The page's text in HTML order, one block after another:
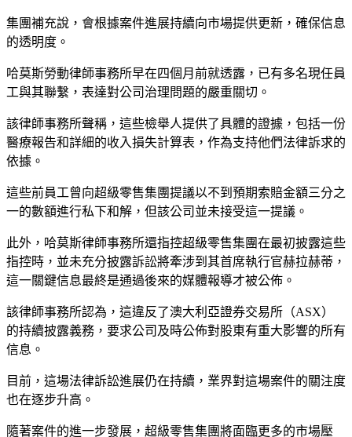
集團補充說，會根據案件進展持續向市場提供更新，確保信息
的透明度。
哈莫斯勞動律師事務所早在四個月前就透露，已有多名現任員
工與其聯繫，表達對公司治理問題的嚴重關切。
該律師事務所聲稱，這些檢舉人提供了具體的證據，包括一份
醫療報告和詳細的收入損失計算表，作為支持他們法律訴求的
依據。
這些前員工曾向超級零售集團提議以不到預期索賠金額三分之
一的數額進行私下和解，但該公司並未接受這一提議。
此外，哈莫斯律師事務所還指控超級零售集團在最初披露這些
指控時，並未充分披露訴訟將牽涉到其首席執行官赫拉赫蒂，
這一關鍵信息最終是通過後來的媒體報導才被公佈。
該律師事務所認為，這違反了澳大利亞證券交易所（ASX）
的持續披露義務，要求公司及時公佈對股東有重大影響的所有
信息。
目前，這場法律訴訟進展仍在持續，業界對這場案件的關注度
也在逐步升高。
隨著案件的進一步發展，超級零售集團將面臨更多的市場壓